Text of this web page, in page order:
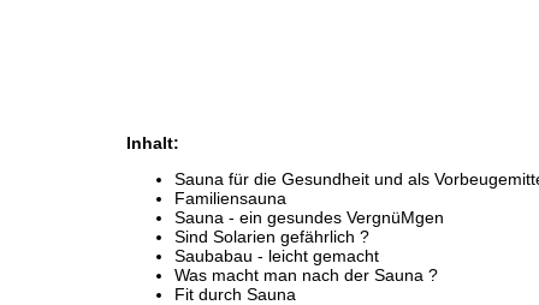
Inhalt:
Sauna für die Gesundheit und als
Familiensauna
Sauna - ein gesundes VergnüMgen
Sind Solarien gefährlich ?
Saubabau - leicht gemacht
Was macht man nach der Sauna ?
Fit durch Sauna